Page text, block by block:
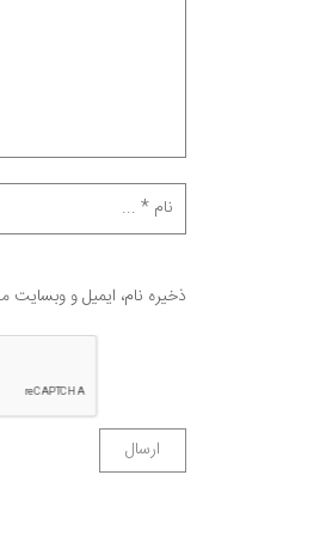
ذخیره نام، ایمیل و